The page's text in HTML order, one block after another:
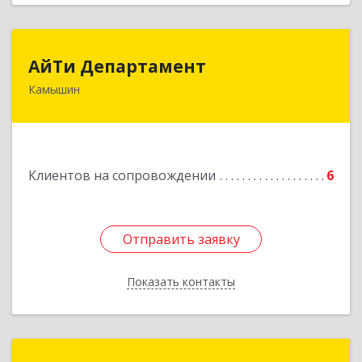
АйТи Департамент
Камышин
Клиентов на сопровождении 6
Отправить заявку
Показать контакты
Отправить заявку
Назад